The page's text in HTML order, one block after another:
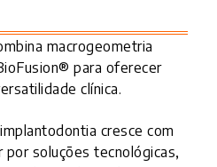
macrogeometria
para oferecer
clínica.
cresce com
por soluções tecnológicas,